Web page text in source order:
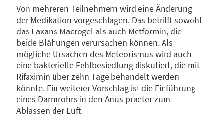
Von mehreren Teilnehmern wird eine Änderung
der Medikation vorgeschlagen. Das betrifft sowohl
das Laxans Macrogel als auch Metformin, die
beide Blähungen verursachen können. Als
mögliche Ursachen des Meteorismus wird auch
eine bakterielle Fehlbesiedlung diskutiert, die mit
Rifaximin über zehn Tage behandelt werden
könnte. Ein weiterer Vorschlag ist die Einführung
eines Darmrohrs in den Anus praeter zum
Ablassen der Luft.